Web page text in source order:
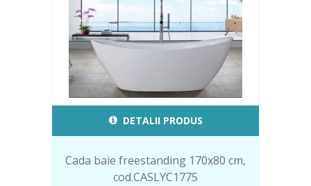
DETALII PRODUS
Cada baie freestanding 170x80 cm,
cod.CASLYC1775